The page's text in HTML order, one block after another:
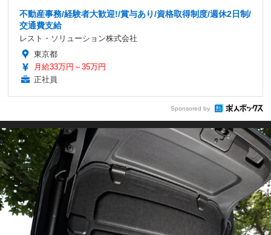
不動産事務/経験者大歓迎!/賞与あり/資格取得制度/週休2日制/
交通費支給
レスト・ソリューション株式会社
東京都
月給33万円～35万円
正社員
Sponsored by